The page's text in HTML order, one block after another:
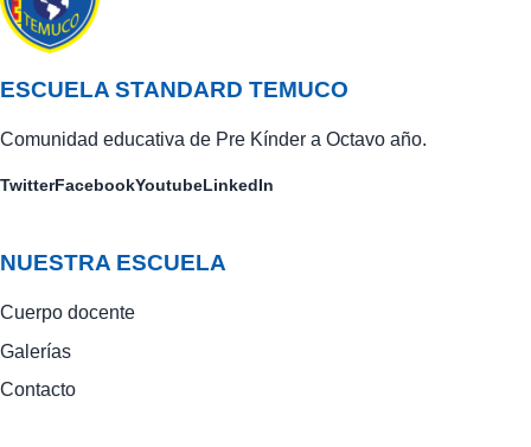
ESCUELA STANDARD TEMUCO
Comunidad educativa de Pre Kínder a Octavo año.
TwitterFacebookYoutube LinkedIn
NUESTRA ESCUELA
Cuerpo docente
Galerías
Contacto